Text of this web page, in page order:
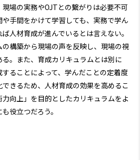
場の実務やOJTとの繋がりは必要不可
手間をかけて学習しても、実務で学ん
人材育成が進んでいるとは言えない。
構築から現場の声を反映し、現場の視
。また、育成カリキュラムとは別に
することによって、学んだことの定着度
きるため、人材育成の効果を高めるこ
向上」を目的としたカリキュラムをよ
役立つだろう。